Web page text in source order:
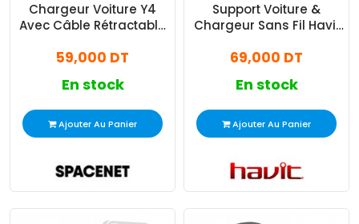
Chargeur Voiture Y4
Avec Câble Rétractable
59,000 DT
En stock
Ajouter Au Panier
Support Voiture &
Chargeur Sans Fil Havit
69,000 DT
En stock
Ajouter Au Panier